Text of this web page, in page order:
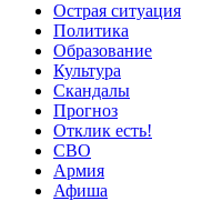
Острая ситуация
Политика
Образование
Культура
Скандалы
Прогноз
Отклик есть!
СВО
Армия
Афиша